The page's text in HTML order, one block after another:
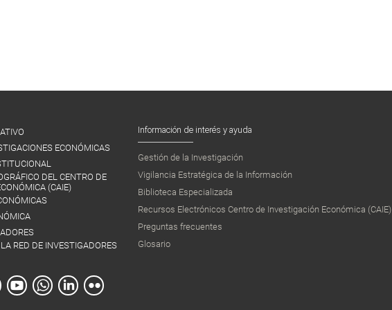
ECONÓMICAS
DEL CENTRO DE
(CAIE)
RED DE INVESTIGADORES
Información de interés y ayuda
Gestión de la Investigación
Vigilancia Estratégica de la Información
Biblioteca Especializada
Recursos Electrónicos Centro de Investigación Económica (CAIE)
Preguntas frecuentes
Glosario